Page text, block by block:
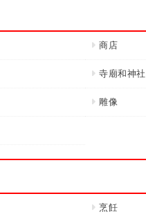
商店
寺廟和神社
雕像
烹飪